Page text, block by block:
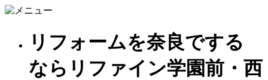
リフォームを奈良でする
ならリファイン学園前・西